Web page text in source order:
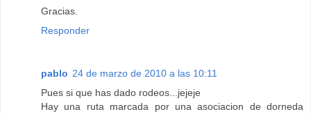
Gracias.
Responder
pablo 24 de marzo de 2010 a las 10:11
Pues si que has dado rodeos...jejeje
Hay una ruta marcada por una asociacion de dorneda